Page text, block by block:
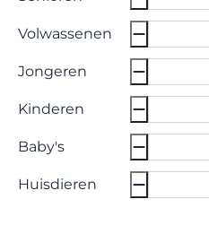
Volwassenen
Jongeren
Kinderen
Baby's
Huisdieren